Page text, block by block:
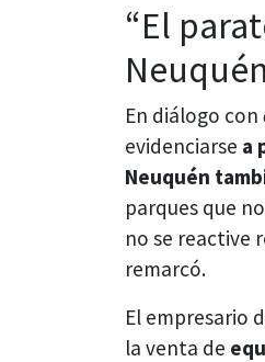
“El
En diálogo con
evidenciarse a
Neuquén
parques que
no se reactive
remarcó.
El empresario
la venta de